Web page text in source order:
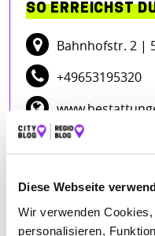
Diese Webseite
Wir verwenden
personalisieren,
SO ERREICHST
Bahnhofstr. 2 |
+49653195320
Montag
Dienstag